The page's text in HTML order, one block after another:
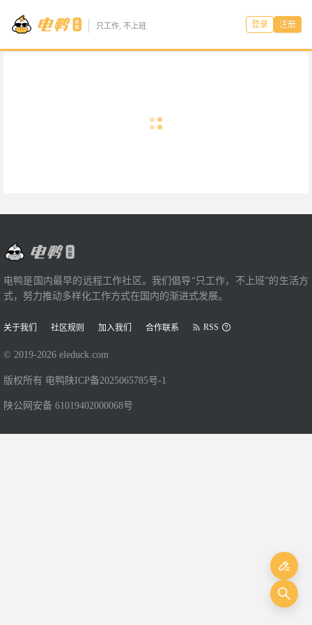
只工作, 不上班 登录 注册
电鸭是国内最早的远程工作社区。我们倡导“只工作，不上班”的生活方
式，努力推动多样化工作方式在国内的渐进式发展。
关于我们 社区规则 加入我们 合作联系 RSS
© 2019-2026 eleduck.com
版权所有 电鸭 陕ICP备2025065785号-1
陕公网安备 61019402000068号